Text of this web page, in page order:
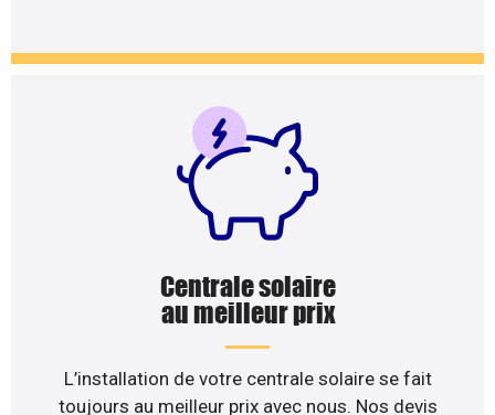
Centrale solaire
au meilleur prix
L’installation de votre centrale solaire se fait
toujours au meilleur prix avec nous. Nos devis